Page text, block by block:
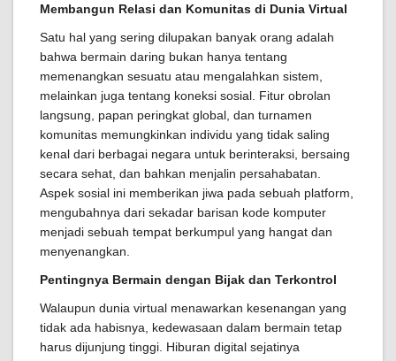
Membangun Relasi dan Komunitas di Dunia Virtual
Satu hal yang sering dilupakan banyak orang adalah
bahwa bermain daring bukan hanya tentang
memenangkan sesuatu atau mengalahkan sistem,
melainkan juga tentang koneksi sosial. Fitur obrolan
langsung, papan peringkat global, dan turnamen
komunitas memungkinkan individu yang tidak saling
kenal dari berbagai negara untuk berinteraksi, bersaing
secara sehat, dan bahkan menjalin persahabatan.
Aspek sosial ini memberikan jiwa pada sebuah platform,
mengubahnya dari sekadar barisan kode komputer
menjadi sebuah tempat berkumpul yang hangat dan
menyenangkan.
Pentingnya Bermain dengan Bijak dan Terkontrol
Walaupun dunia virtual menawarkan kesenangan yang
tidak ada habisnya, kedewasaan dalam bermain tetap
harus dijunjung tinggi. Hiburan digital sejatinya